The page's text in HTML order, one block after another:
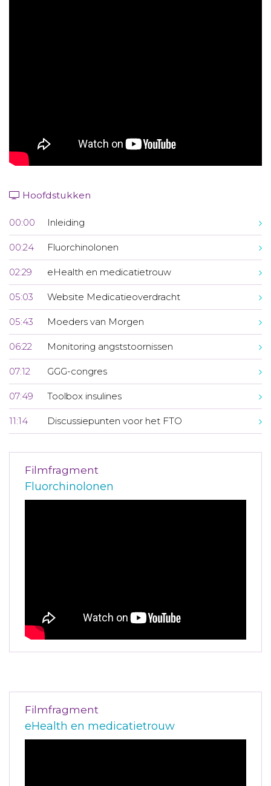
Hoofdstukken
00:00 Inleiding
00:24 Fluorchinolonen
02:29 eHealth en medicatietrouw
05:03 Website Medicatieoverdracht
05:43 Moeders van Morgen
06:22 Monitoring angststoornissen
07:12 GGG-congres
07:49 Toolbox insulines
11:14 Discussiepunten voor het FTO
Filmfragment
Fluorchinolonen
Filmfragment
eHealth en medicatietrouw